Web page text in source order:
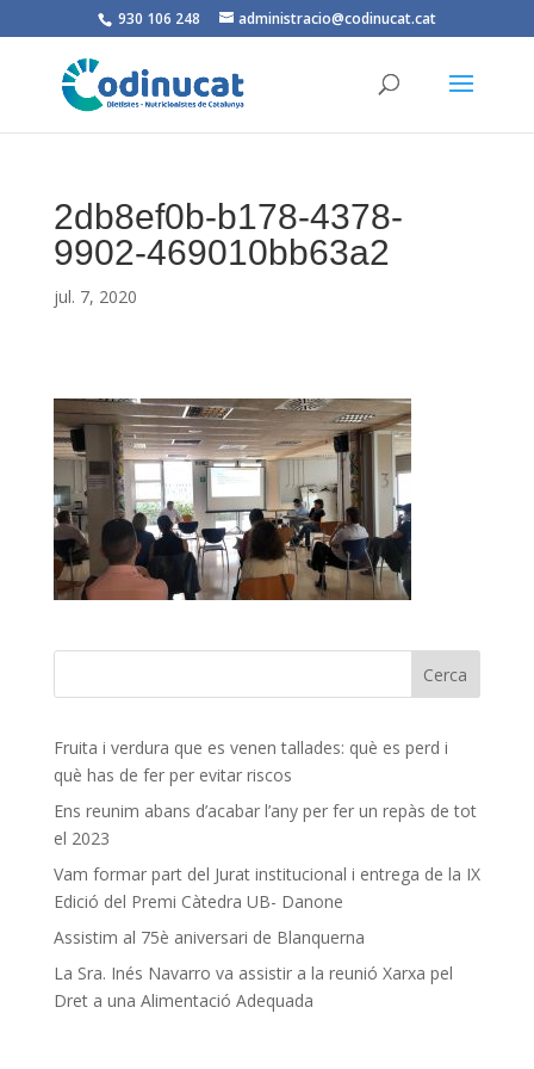
930 106 248 administracio@codinucat.cat
2db8ef0b-b178-4378-
9902-469010bb63a2
jul. 7, 2020
Fruita i verdura que es venen tallades: què es perd i
què has de fer per evitar riscos
Ens reunim abans d’acabar l’any per fer un repàs de tot
el 2023
Vam formar part del Jurat institucional i entrega de la IX
Edició del Premi Càtedra UB- Danone
Assistim al 75è aniversari de Blanquerna
La Sra. Inés Navarro va assistir a la reunió Xarxa pel
Dret a una Alimentació Adequada